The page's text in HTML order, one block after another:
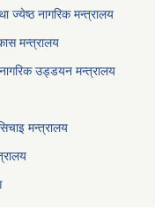
ज्येष्ठ नागरिक मन्त्रालय
मन्त्रालय
उड्डयन मन्त्रालय
मन्त्रालय